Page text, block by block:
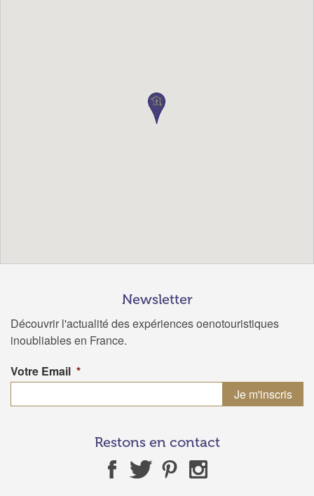
Newsletter
Découvrir l'actualité des expériences oenotouristiques
inoubliables en France.
Votre Email *
Restons en contact